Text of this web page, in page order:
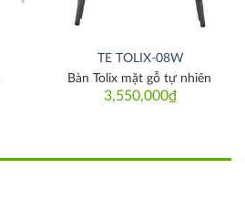
TE TOLIX-08W
3,550,000₫
Bàn Tolix mặt gỗ tự nhiên